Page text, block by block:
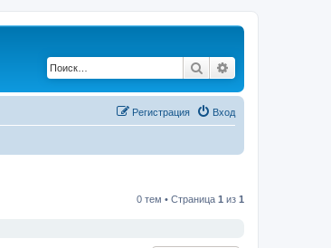
Поиск
Вход
Регистрация
0 тем • Страница 1 из 1